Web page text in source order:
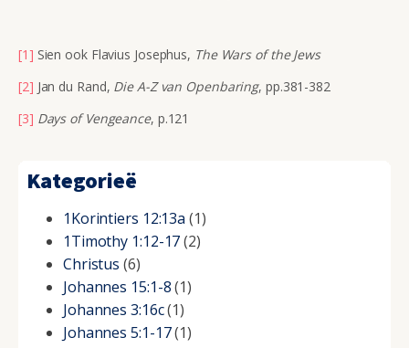
[1] Sien ook Flavius Josephus, The Wars of the Jews
[2] Jan du Rand, Die A-Z van Openbaring, pp.381-382
[3] Days of Vengeance, p.121
Kategorieë
1Korintiers 12:13a (1)
1Timothy 1:12-17(2)
Christus (6)
Johannes 15:1-8(1)
Johannes 3:16c(1)
Johannes 5:1-17(1)